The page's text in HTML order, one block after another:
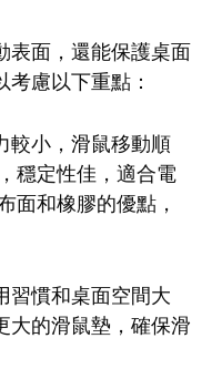
表面，還能保護桌面
慮以下重點：
較小，滑鼠移動順
穩定性佳，適合電
面和橡膠的優點，
習慣和桌面空間大
大的滑鼠墊，確保滑